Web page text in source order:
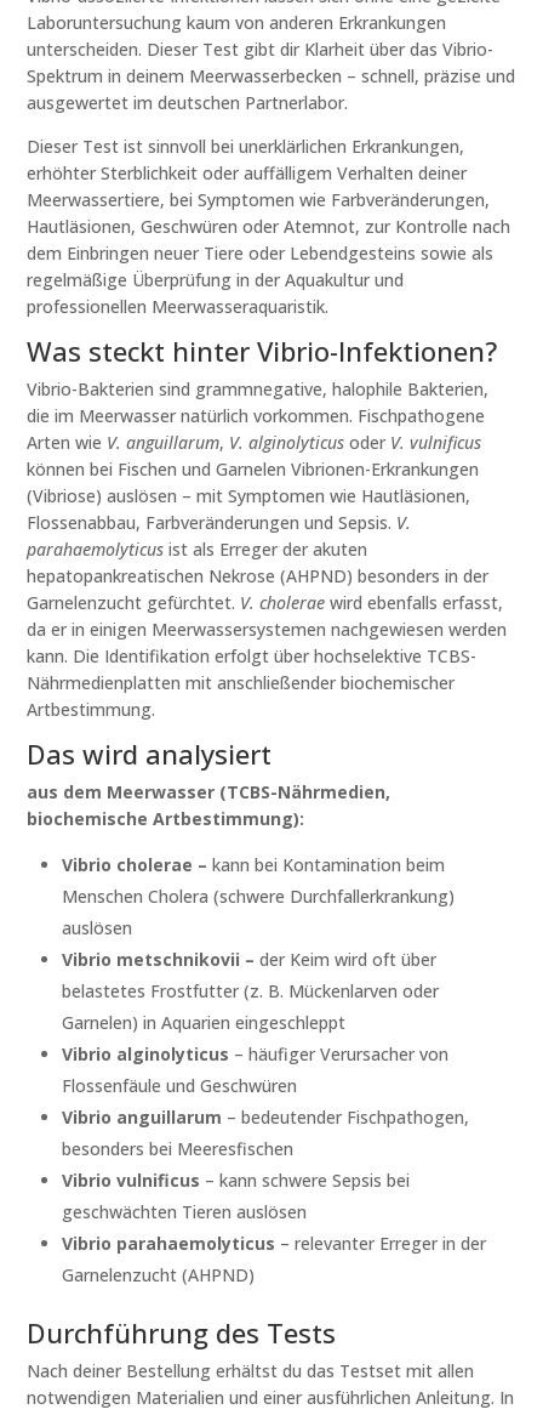
Laboruntersuchung kaum von anderen Erkrankungen
unterscheiden. Dieser Test gibt dir Klarheit über das Vibrio-
Spektrum in deinem Meerwasserbecken – schnell, präzise und
ausgewertet im deutschen Partnerlabor.
Dieser Test ist sinnvoll bei unerklärlichen Erkrankungen,
erhöhter Sterblichkeit oder auffälligem Verhalten deiner
Meerwassertiere, bei Symptomen wie Farbveränderungen,
Hautläsionen, Geschwüren oder Atemnot, zur Kontrolle nach
dem Einbringen neuer Tiere oder Lebendgesteins sowie als
regelmäßige Überprüfung in der Aquakultur und
professionellen Meerwasseraquaristik.
Was steckt hinter Vibrio-Infektionen?
Vibrio-Bakterien sind grammnegative, halophile Bakterien,
die im Meerwasser natürlich vorkommen. Fischpathogene
Arten wie V. anguillarum, V. alginolyticus oder V. vulnificus
können bei Fischen und Garnelen Vibrionen-Erkrankungen
(Vibriose) auslösen – mit Symptomen wie Hautläsionen,
Flossenabbau, Farbveränderungen und Sepsis. V.
parahaemolyticus ist als Erreger der akuten
hepatopankreatischen Nekrose (AHPND) besonders in der
Garnelenzucht gefürchtet. V. cholerae wird ebenfalls erfasst,
da er in einigen Meerwassersystemen nachgewiesen werden
kann. Die Identifikation erfolgt über hochselektive TCBS-
Nährmedienplatten mit anschließender biochemischer
Artbestimmung.
Das wird analysiert
aus dem Meerwasser (TCBS-Nährmedien,
biochemische Artbestimmung):
Vibrio cholerae – kann bei Kontamination beim
Menschen Cholera (schwere Durchfallerkrankung)
auslösen
Vibrio metschnikovii –der Keim wird oft über
belastetes Frostfutter (z. B. Mückenlarven oder
Garnelen) in Aquarien eingeschleppt
Vibrio alginolyticus – häufiger Verursacher von
Flossenfäule und Geschwüren
Vibrio anguillarum – bedeutender Fischpathogen,
besonders bei Meeresfischen
Vibrio vulnificus – kann schwere Sepsis bei
geschwächten Tieren auslösen
Vibrio parahaemolyticus – relevanter Erreger in der
Garnelenzucht (AHPND)
Durchführung des Tests
Nach deiner Bestellung erhältst du das Testset mit allen
notwendigen Materialien und einer ausführlichen Anleitung. In